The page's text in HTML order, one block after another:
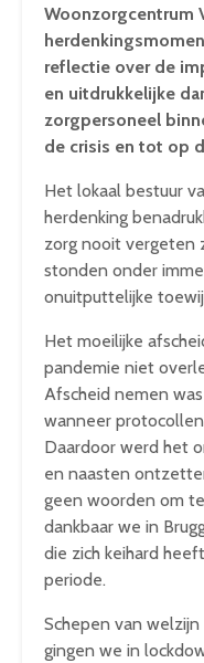
Woonzorgcentrum
reflectie over de
en uitdrukkelijke
zorgpersoneel
de crisis en tot op
Het lokaal bestuur
herdenking
zorg nooit vergeten
stonden onder
onuitputtelijke
Het moeilijke
pandemie niet
Afscheid nemen
wanneer
Daardoor werd het
en naasten
geen woorden om
dankbaar we in
die zich keihard
periode.
Schepen van
gingen we in